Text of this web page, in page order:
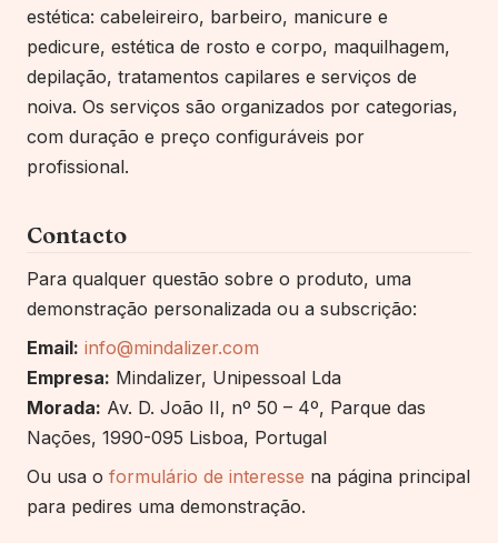
estética: cabeleireiro, barbeiro, manicure e
pedicure, estética de rosto e corpo, maquilhagem,
depilação, tratamentos capilares e serviços de
noiva. Os serviços são organizados por categorias,
com duração e preço configuráveis por
profissional.
Contacto
Para qualquer questão sobre o produto, uma
demonstração personalizada ou a subscrição:
Email: info@mindalizer.com
Empresa: Mindalizer, Unipessoal Lda
Morada: Av. D. João II, nº 50 – 4º, Parque das
Nações, 1990-095 Lisboa, Portugal
Ou usa o formulário de interesse na página principal
para pedires uma demonstração.